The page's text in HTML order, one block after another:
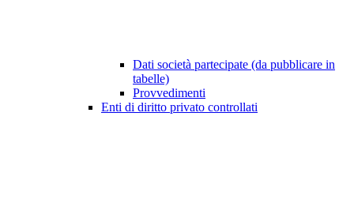
Dati società partecipate (da pubblicare in
tabelle)
Provvedimenti
Enti di diritto privato controllati